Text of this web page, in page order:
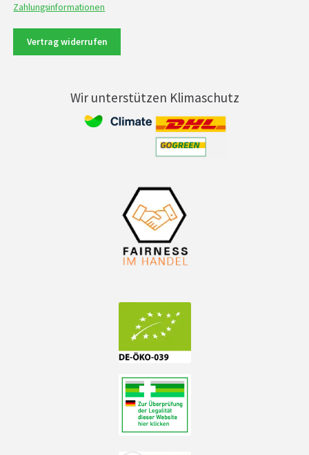
Zahlungsinformationen
Vertrag widerrufen
Wir unterstützen Klimaschutz